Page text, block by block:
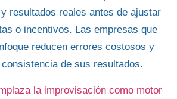
resultados reales antes de ajustar
o incentivos. Las empresas que
reducen errores costosos y
de sus resultados.
la improvisación como motor